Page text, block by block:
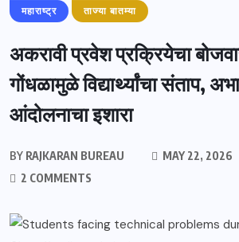
महाराष्ट्र ताज्या बातम्या
अकरावी प्रवेश प्रक्रियेचा
गोंधळामुळे विद्यार्थ्यांचा संताप,
आंदोलनाचा इशारा
BY RAJKARAN BUREAU
MAY 22, 2026
2 COMMENTS